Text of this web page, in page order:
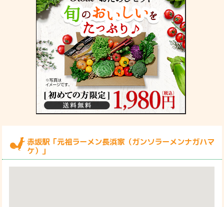
赤坂駅「元祖ラーメン長浜家（ガンソラーメンナガハマ
ケ）」